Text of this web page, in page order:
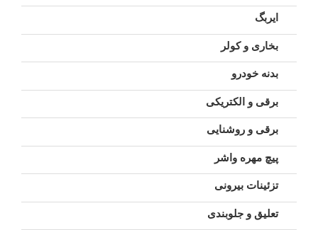
ایربگ
بخاری و کولر
بدنه خودرو
برقی و الکتریکی
برقی و روشنایی
پیچ مهره واشر
تزئینات بیرونی
تعلیق و جلوبندی